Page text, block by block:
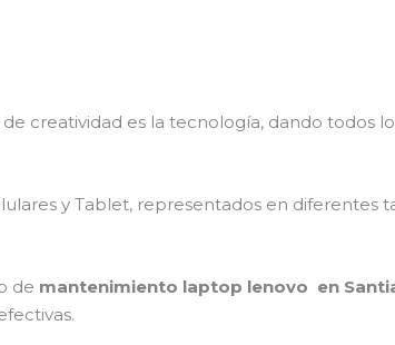
creatividad es la tecnología, dando todos
y Tablet, representados en diferentes
de mantenimiento laptop lenovo en